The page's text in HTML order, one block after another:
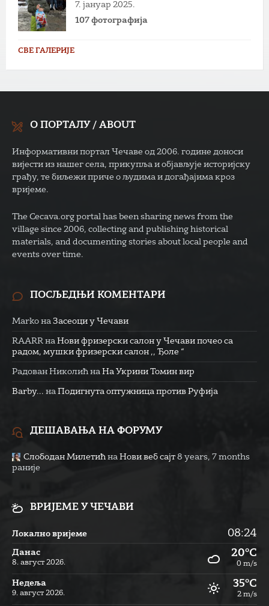
7. јануар 2025.
107 фотографија
СВЕ ГАЛЕРИЈЕ
О ПОРТАЛУ / ABOUT
Информативни портал Чечаве од 2006. године доноси
вијести из нашег села, прикупља и објављује историјску
грађу, те биљежи приче о људима и догађајима кроз
вријеме.
The Cecava.org portal has been sharing news from the
village since 2006, collecting and publishing historical
materials, and documenting stories about local people and
events over time.
ПОСЉЕДЊИ КОМЕНТАРИ
Marko на Засеоци у Чечави
RAARR на Нови фризерски салон у Чечави почео са
радом, мушки фризерски салон ,, Ђоле “
Радован Николић на На Укрини Томин вир
Barby... на Подигнута оптужница против Руфија
ДЕШАВАЊА НА ФОРУМУ
Слободан Милетић на Нови веб сајт 8 years, 7 months
раније
ВРИЈЕМЕ У ЧЕЧАВИ
Локално вријеме 08:24
Данас
8. август 2026.
20°C
0 m/s
Недеља
9. август 2026.
35°C
2 m/s